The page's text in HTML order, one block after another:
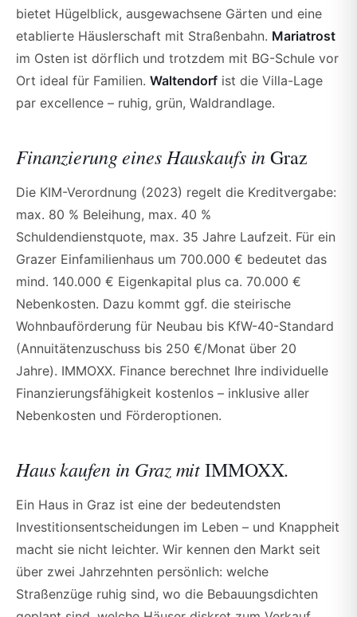
bietet Hügelblick, ausgewachsene Gärten und eine
etablierte Häuslerschaft mit Straßenbahn. Mariatrost
im Osten ist dörflich und trotzdem mit BG-Schule vor
Ort ideal für Familien. Waltendorf ist die Villa-Lage
par excellence – ruhig, grün, Waldrandlage.
Finanzierung eines Hauskaufs inGraz
Die KIM-Verordnung (2023) regelt die Kreditvergabe:
max. 80 % Beleihung, max. 40 %
Schuldendienstquote, max. 35 Jahre Laufzeit. Für ein
Grazer Einfamilienhaus um 700.000 € bedeutet das
mind. 140.000 € Eigenkapital plus ca. 70.000 €
Nebenkosten. Dazu kommt ggf. die steirische
Wohnbauförderung für Neubau bis KfW-40-Standard
(Annuitätenzuschuss bis 250 €/Monat über 20
Jahre). IMMOXX. Finance berechnet Ihre individuelle
Finanzierungsfähigkeit kostenlos – inklusive aller
Nebenkosten und Förderoptionen.
Haus kaufen in Graz mitIMMOXX.
Ein Haus in Graz ist eine der bedeutendsten
Investitionsentscheidungen im Leben – und Knappheit
macht sie nicht leichter. Wir kennen den Markt seit
über zwei Jahrzehnten persönlich: welche
Straßenzüge ruhig sind, wo die Bebauungsdichten